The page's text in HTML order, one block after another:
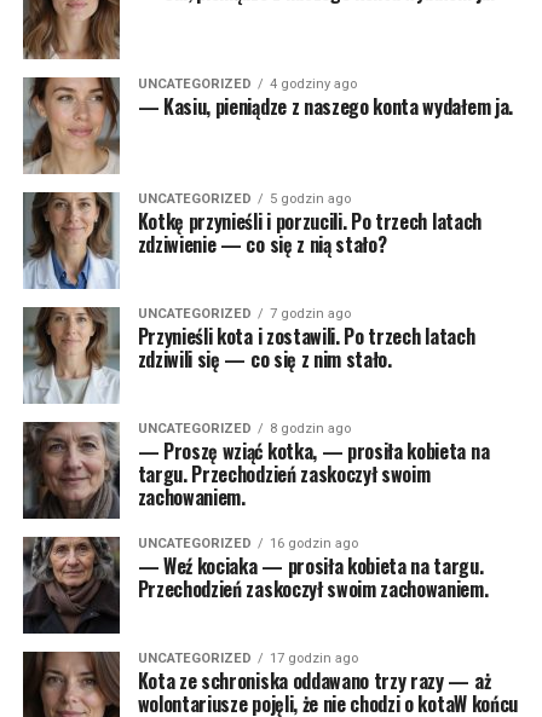
UNCATEGORIZED 4 godziny ago
— Kasiu, pieniądze z naszego konta wydałem ja.
UNCATEGORIZED 5 godzin ago
Kotkę przynieśli i porzucili. Po trzech latach
zdziwienie — co się z nią stało?
UNCATEGORIZED 7 godzin ago
Przynieśli kota i zostawili. Po trzech latach
zdziwili się — co się z nim stało.
UNCATEGORIZED 8 godzin ago
— Proszę wziąć kotka, — prosiła kobieta na
targu. Przechodzień zaskoczył swoim
zachowaniem.
UNCATEGORIZED 16 godzin ago
— Weź kociaka — prosiła kobieta na targu.
Przechodzień zaskoczył swoim zachowaniem.
UNCATEGORIZED 17 godzin ago
Kota ze schroniska oddawano trzy razy — aż
wolontariusze pojęli, że nie chodzi o kotaW końcu